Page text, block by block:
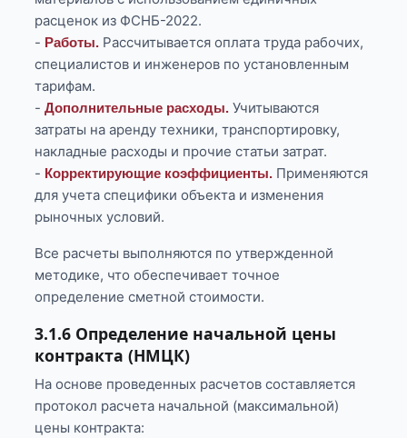
расценок из ФСНБ-2022.
- Работы. Рассчитывается оплата труда рабочих,
специалистов и инженеров по установленным
тарифам.
-Дополнительные расходы. Учитываются
затраты на аренду техники, транспортировку,
накладные расходы и прочие статьи затрат.
- Корректирующие коэффициенты. Применяются
для учета специфики объекта и изменения
рыночных условий.
Все расчеты выполняются по утвержденной
методике, что обеспечивает точное
определение сметной стоимости.
3.1.6 Определение начальной цены
контракта (НМЦК)
На основе проведенных расчетов составляется
протокол расчета начальной (максимальной)
цены контракта: